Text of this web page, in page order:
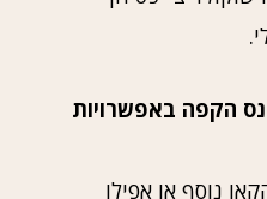
הקפה באפשרויות
נוסף או אפילו